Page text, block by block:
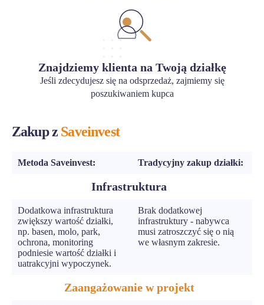
Znajdziemy klienta na Twoją działkę
Jeśli zdecydujesz się na odsprzedaż, zajmiemy się
poszukiwaniem kupca
Zakup z Saveinvest
Metoda Saveinvest: Tradycyjny zakup działki:
Infrastruktura
Dodatkowa infrastruktura
zwiększy wartość działki,
np. basen, molo, park,
ochrona, monitoring
podniesie wartość działki i
uatrakcyjni wypoczynek.
Brak dodatkowej
infrastruktury - nabywca
musi zatroszczyć się o nią
we własnym zakresie.
Zaangażowanie w projekt